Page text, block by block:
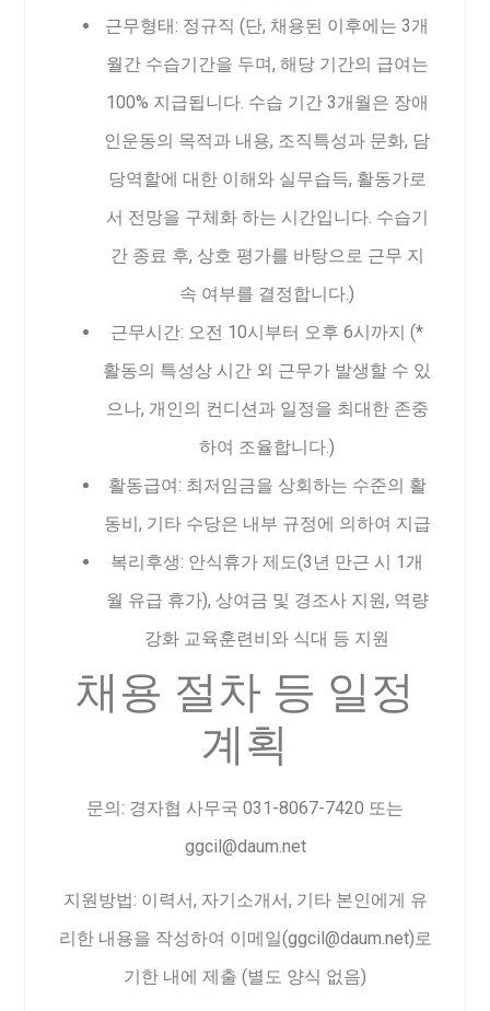
근무형태: 정규직 (단, 채용된 이후에는 3개
월간 수습기간을 두며, 해당 기간의 급여는
100% 지급됩니다. 수습 기간 3개월은 장애
인운동의 목적과 내용, 조직특성과 문화, 담
당역할에 대한 이해와 실무습득, 활동가로
서 전망을 구체화 하는 시간입니다. 수습기
간 종료 후, 상호 평가를 바탕으로 근무 지
속 여부를 결정합니다.)
근무시간: 오전 10시부터 오후 6시까지 (*
활동의 특성상 시간 외 근무가 발생할 수 있
으나, 개인의 컨디션과 일정을 최대한 존중
하여 조율합니다.)
활동급여: 최저임금을 상회하는 수준의 활
동비, 기타 수당은 내부 규정에 의하여 지급
복리후생: 안식휴가 제도(3년 만근 시 1개
월 유급 휴가), 상여금 및 경조사 지원, 역량
강화 교육훈련비와 식대 등 지원
채용 절차 등 일정
계획
문의: 경자협 사무국 031-8067-7420 또는
ggcil@daum.net
지원방법: 이력서, 자기소개서, 기타 본인에게 유
리한 내용을 작성하여 이메일(ggcil@daum.net)로
기한 내에 제출 (별도 양식 없음)